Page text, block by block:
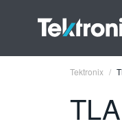
Tektronix